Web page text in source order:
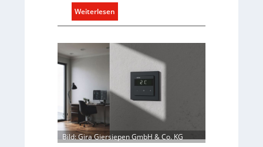
e
g
d
Weiterlesen
D
h
w
t
Bild: Gira Giersiepen GmbH & Co. KG